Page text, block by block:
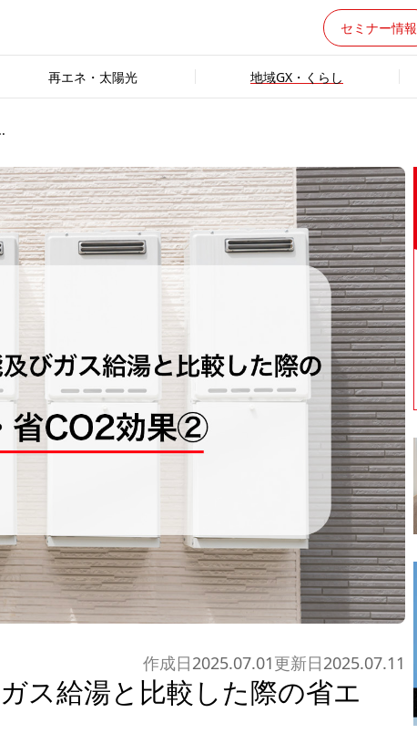
セミナー情報
再エネ・太陽光 地域GX・くらし
作成日2025.07.01更新日2025.07.11
ス給湯と比較した際の省エ